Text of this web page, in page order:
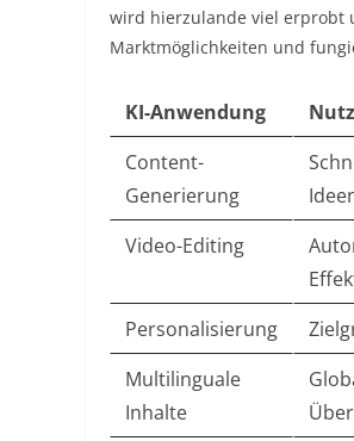
wird hierzulande viel erprobt
Marktmöglichkeiten und
KI-Anwendung
Content-
Generierung
Video-Editing
Personalisierung
Multilinguale
Inhalte